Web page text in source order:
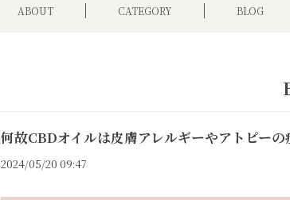
ABOUT CATEGORY BLOG
何故CBDオイルは皮膚アレルギーやアトピーの
2024/05/20 09:47